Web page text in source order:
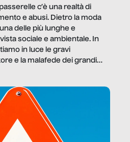
c’è una realtà di
e abusi. Dietro la moda
delle più lunghe e
sociale e ambientale. In
in luce le gravi
e la malafede dei grandi